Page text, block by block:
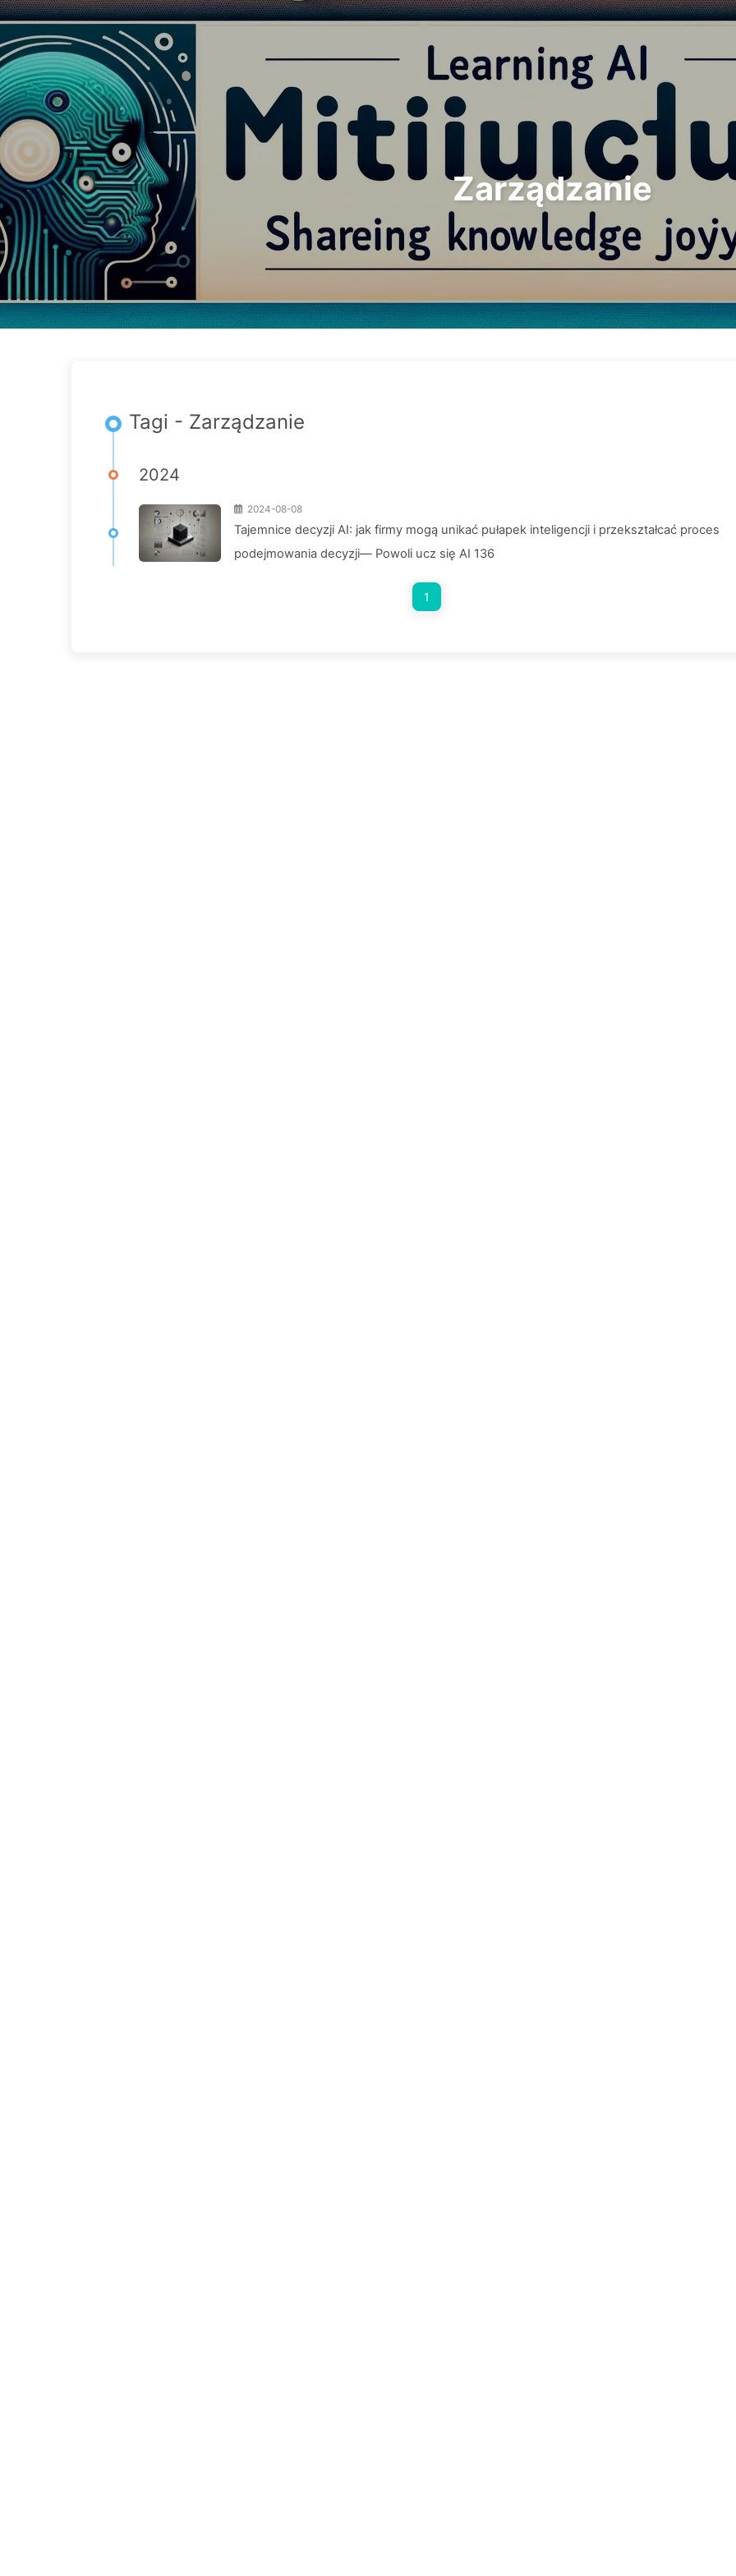
Droga do Transformacji AI Szukaj Strona główna
Zarządzanie
Tagi - Zarządzanie
2024
2024-08-08
Tajemnice decyzji AI: jak firmy mogą unikać pułapek inteligencji i przekształcać proces
podejmowania decyzji— Powoli ucz się AI 136
1